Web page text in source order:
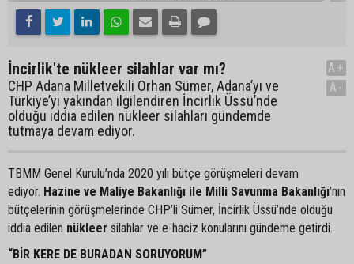
İncirlik'te nükleer silahlar var mı?
CHP Adana Milletvekili Orhan Sümer, Adana’yı ve
Türkiye’yi yakından ilgilendiren İncirlik Üssü’nde
olduğu iddia edilen nükleer silahları gündemde
tutmaya devam ediyor.
A+
A-
TBMM Genel Kurulu’nda 2020 yılı bütçe görüşmeleri devam
ediyor. Hazine ve Maliye Bakanlığı ile Milli Savunma Bakanlığı’nın
bütçelerinin görüşmelerinde CHP’li Sümer, İncirlik Üssü’nde olduğu
iddia edilen nükleer silahlar ve e-haciz konularını gündeme getirdi.
“BİR KERE DE BURADAN SORUYORUM”